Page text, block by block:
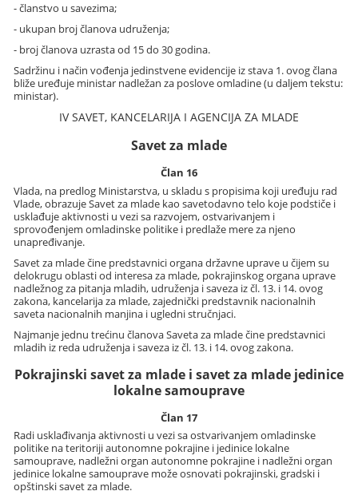
- članstvo u savezima;
- ukupan broj članova udruženja;
- broj članova uzrasta od 15 do 30 godina.
Sadržinu i način vođenja jedinstvene evidencije iz stava 1. ovog člana
bliže uređuje ministar nadležan za poslove omladine (u daljem tekstu:
ministar).
IV SAVET, KANCELARIJA I AGENCIJA ZA MLADE
Savet za mlade
Član 16
Vlada, na predlog Ministarstva, u skladu s propisima koji uređuju rad
Vlade, obrazuje Savet za mlade kao savetodavno telo koje podstiče i
usklađuje aktivnosti u vezi sa razvojem, ostvarivanjem i
sprovođenjem omladinske politike i predlaže mere za njeno
unapređivanje.
Savet za mlade čine predstavnici organa državne uprave u čijem su
delokrugu oblasti od interesa za mlade, pokrajinskog organa uprave
nadležnog za pitanja mladih, udruženja i saveza iz čl. 13. i 14. ovog
zakona, kancelarija za mlade, zajednički predstavnik nacionalnih
saveta nacionalnih manjina i ugledni stručnjaci.
Najmanje jednu trećinu članova Saveta za mlade čine predstavnici
mladih iz reda udruženja i saveza iz čl. 13. i 14. ovog zakona.
Pokrajinski savet za mlade i savet za mlade jedinice
lokalne samouprave
Član 17
Radi usklađivanja aktivnosti u vezi sa ostvarivanjem omladinske
politike na teritoriji autonomne pokrajine i jedinice lokalne
samouprave, nadležni organ autonomne pokrajine i nadležni organ
jedinice lokalne samouprave može osnovati pokrajinski, gradski i
opštinski savet za mlade.